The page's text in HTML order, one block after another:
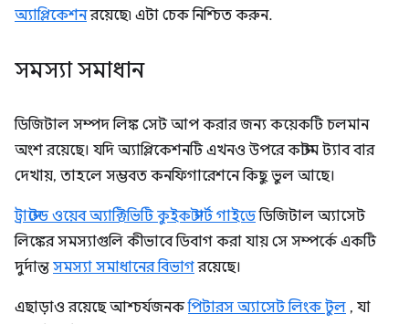
অ্যাপ্লিকেশনরয়েছে৷ এটা চেক নিশ্চিত করুন.
সমস্যা সমাধান
ডিজিটাল সম্পদ লিঙ্ক সেট আপ করার জন্য কয়েকটি চলমান
অংশ রয়েছে। যদি অ্যাপ্লিকেশনটি এখনও উপরে কাস্টম ট্যাব বার
দেখায়, তাহলে সম্ভবত কনফিগারেশনে কিছু ভুল আছে।
ট্রাস্টেড ওয়েব অ্যাক্টিভিটি কুইক স্টার্ট গাইডেডিজিটাল অ্যাসেট
লিঙ্কের সমস্যাগুলি কীভাবে ডিবাগ করা যায় সে সম্পর্কে একটি
দুর্দান্ত সমস্যা সমাধানের বিভাগরয়েছে।
এছাড়াও রয়েছে আশ্চর্যজনকপিটারস অ্যাসেট লিংক টুল , যা